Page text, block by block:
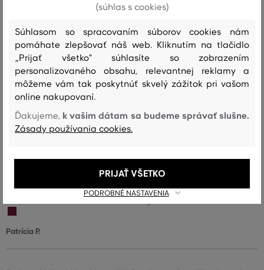
Mikina je pohodlná a super sedí.
Farba
Veľkosť:
L
Ako sedí: Veľkosť zodpovedá veľkosti, ktorú
nosím
Miloslav A.
Farba
Veľkosť:
Ako sedí: Veľkosť zodpovedá veľkosti, ktorú
Barbora P.
Patrícia P.
(súhlas s cookies)
Súhlasom so spracovaním súborov cookies nám
pomáhate zlepšovať náš web. Kliknutím na tlačidlo
„Prijať všetko" súhlasíte so zobrazením
personalizovaného obsahu, relevantnej reklamy a
môžeme vám tak poskytnúť skvelý zážitok pri vašom
online nakupovaní.
Ďakujeme, k vašim dátam sa budeme správať slušne.
Zásady používania cookies.
PODROBNÉ NASTAVENIA
PRIJAŤ VŠETKO